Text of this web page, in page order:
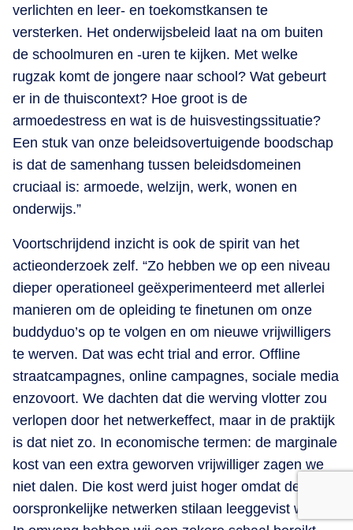
verlichten en leer- en toekomstkansen te
versterken. Het onderwijsbeleid laat na om buiten
de schoolmuren en -uren te kijken. Met welke
rugzak komt de jongere naar school? Wat gebeurt
er in de thuiscontext? Hoe groot is de
armoedestress en wat is de huisvestingssituatie?
Een stuk van onze beleidsovertuigende boodschap
is dat de samenhang tussen beleidsdomeinen
cruciaal is: armoede, welzijn, werk, wonen en
onderwijs.”
Voortschrijdend inzicht is ook de spirit van het
actieonderzoek zelf. “Zo hebben we op een niveau
dieper operationeel geëxperimenteerd met allerlei
manieren om de opleiding te finetunen om onze
buddyduo’s op te volgen en om nieuwe vrijwilligers
te werven. Dat was echt trial and error. Offline
straatcampagnes, online campagnes, sociale media
enzovoort. We dachten dat die werving vlotter zou
verlopen door het netwerkeffect, maar in de praktijk
is dat niet zo. In economische termen: de marginale
kost van een extra geworven vrijwilliger zagen we
niet dalen. Die kost werd juist hoger omdat de
oorspronkelijke netwerken stilaan leeggevist waren.